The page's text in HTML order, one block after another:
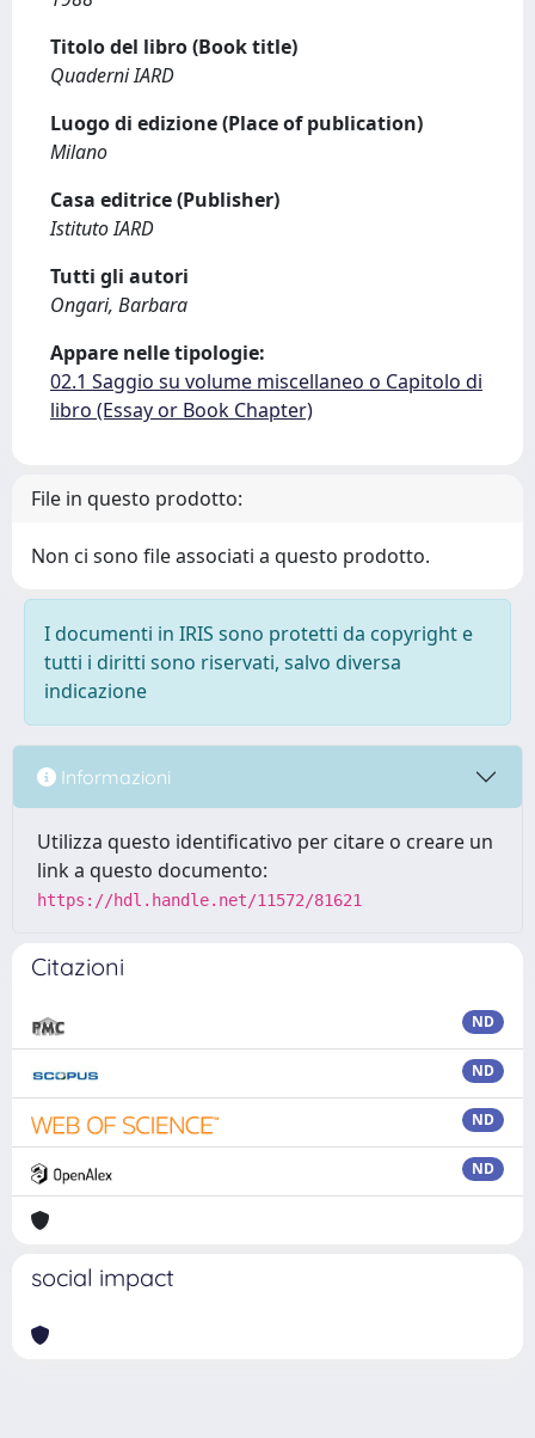
Titolo del libro (Book title)
Quaderni IARD
Luogo di edizione (Place of publication)
Milano
Casa editrice (Publisher)
Istituto IARD
Tutti gli autori
Ongari, Barbara
Appare nelle tipologie:
02.1 Saggio su volume miscellaneo o Capitolo di
libro (Essay or Book Chapter)
File in questo prodotto:
Non ci sono file associati a questo prodotto.
I documenti in IRIS sono protetti da copyright e
tutti i diritti sono riservati, salvo diversa
indicazione
Informazioni
Utilizza questo identificativo per citare o creare un
link a questo documento:
https://hdl.handle.net/11572/81621
Citazioni
ND
ND
ND
ND
social impact